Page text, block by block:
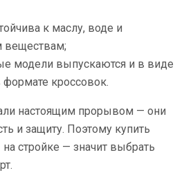
к маслу, воде и
веществам;
модели выпускаются и в виде
формате кроссовок.
настоящим прорывом — они
и защиту. Поэтому купить
стройке — значит выбрать